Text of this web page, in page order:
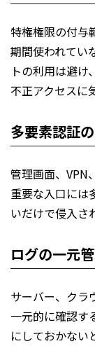
特権権限の付与
期間使われてい
トの利用は避け
不正アクセスに
多要素認証
管理画面、VPN
重要な入口には
いだけで侵入さ
ログの一元
サーバー、クラ
一元的に確認す
にしておかない